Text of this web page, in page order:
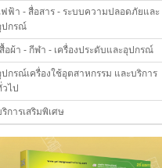
ฟฟ้า - สื่อสาร - ระบบความปลอดภัยและ
ปกรณ์
สื้อผ้า - กีฬา - เครื่องประดับและอุปกรณ์
ปกรณ์เครื่องใช้อุตสาหกรรม และบริการ
ไป
การเสริมพิเศษ